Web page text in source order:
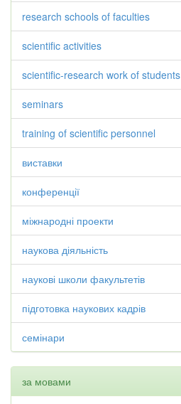
research schools of faculties
scientific activities
scientific-research work of students
seminars
training of scientific personnel
виставки
конференції
міжнародні проекти
наукова діяльність
наукові школи факультетів
підготовка наукових кадрів
семінари
за мовами